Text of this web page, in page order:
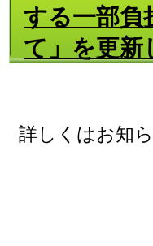
する一部負
て」を更新
詳しくはお知